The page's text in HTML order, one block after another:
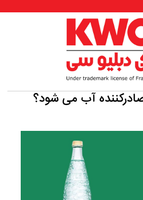
صادرکننده آب می شود؟